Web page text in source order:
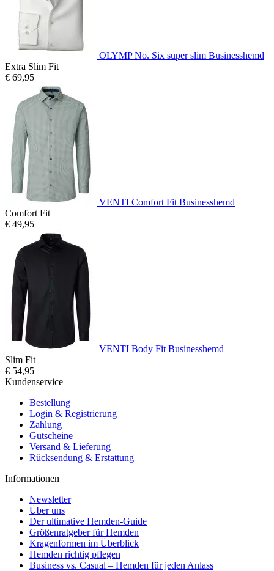
OLYMP No. Six super slim Businesshemd
Extra Slim Fit
€ 69,95
VENTI Comfort Fit Businesshemd
Comfort Fit
€ 49,95
VENTI Body Fit Businesshemd
Slim Fit
€ 54,95
Kundenservice
Bestellung
Login & Registrierung
Zahlung
Gutscheine
Versand & Lieferung
Rücksendung & Erstattung
Informationen
Newsletter
Über uns
Der ultimative Hemden-Guide
Größenratgeber für Hemden
Kragenformen im Überblick
Hemden richtig pflegen
Business vs. Casual – Hemden für jeden Anlass